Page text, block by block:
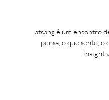
atsang é um encontro
pensa, o que sente,
insight